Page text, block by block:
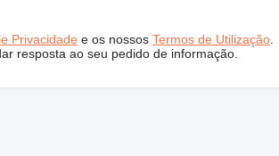
Privacidade e os nossos Termos de Utilização.
resposta ao seu pedido de informação.